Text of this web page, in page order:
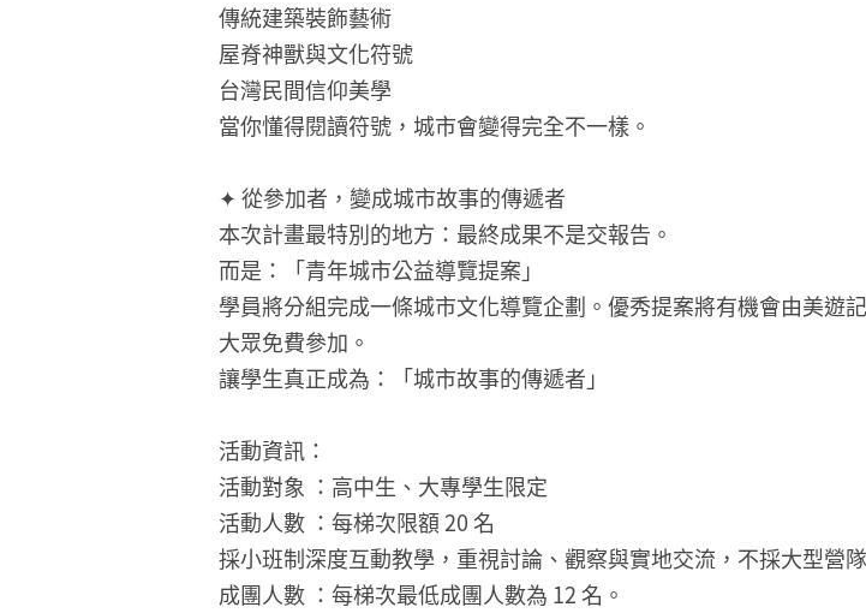
傳統建築裝飾藝術
屋脊神獸與文化符號
台灣民間信仰美學
當你懂得閱讀符號，城市會變得完全不一樣。
✦ 從參加者，變成城市故事的傳遞者
本次計畫最特別的地方：最終成果不是交報告。
而是：「青年城市公益導覽提案」
學員將分組完成一條城市文化導覽企劃。優秀提案將有機會由美遊
大眾免費參加。
讓學生真正成為：「城市故事的傳遞者」
活動資訊：
活動對象 ：高中生、大專學生限定
活動人數 ：每梯次限額 20 名
採小班制深度互動教學，重視討論、觀察與實地交流，不採大型營
成團人數 ：每梯次最低成團人數為 12 名。